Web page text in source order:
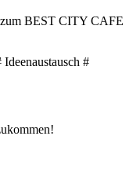
BEST CITY CAFE
#